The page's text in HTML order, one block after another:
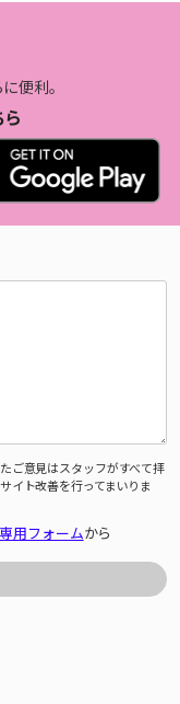
便利。
ご意見はスタッフがすべて拝
イト改善を行ってまいりま
用フォームから